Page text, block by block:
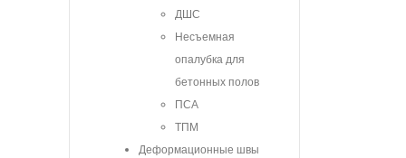
ДШС
Несъемная
опалубка для
бетонных полов
ПСА
ТПМ
Деформационные швы